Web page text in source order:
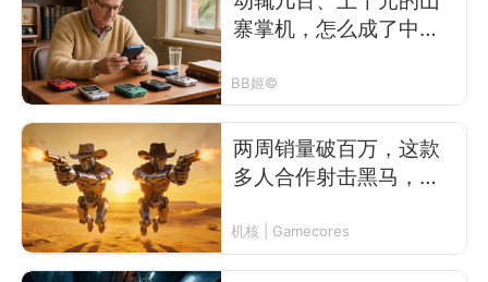
寨掌机，怎么成了中年
桃”？
BB姬©
两周销量破百万，这款
多人合作射击黑马，研
掉手臂”？
机核 | Gamecores